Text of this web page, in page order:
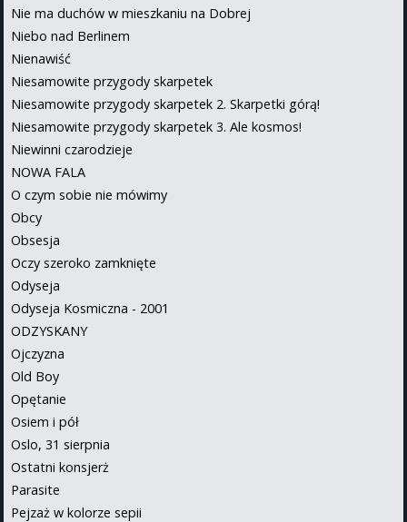
Nie ma duchów w mieszkaniu na Dobrej
Niebo nad Berlinem
Nienawiść
Niesamowite przygody skarpetek
Niesamowite przygody skarpetek 2. Skarpetki górą!
Niesamowite przygody skarpetek 3. Ale kosmos!
Niewinni czarodzieje
NOWA FALA
O czym sobie nie mówimy
Obcy
Obsesja
Oczy szeroko zamknięte
Odyseja
Odyseja Kosmiczna - 2001
ODZYSKANY
Ojczyzna
Old Boy
Opętanie
Osiem i pół
Oslo, 31 sierpnia
Ostatni konsjerż
Parasite
Pejzaż w kolorze sepii